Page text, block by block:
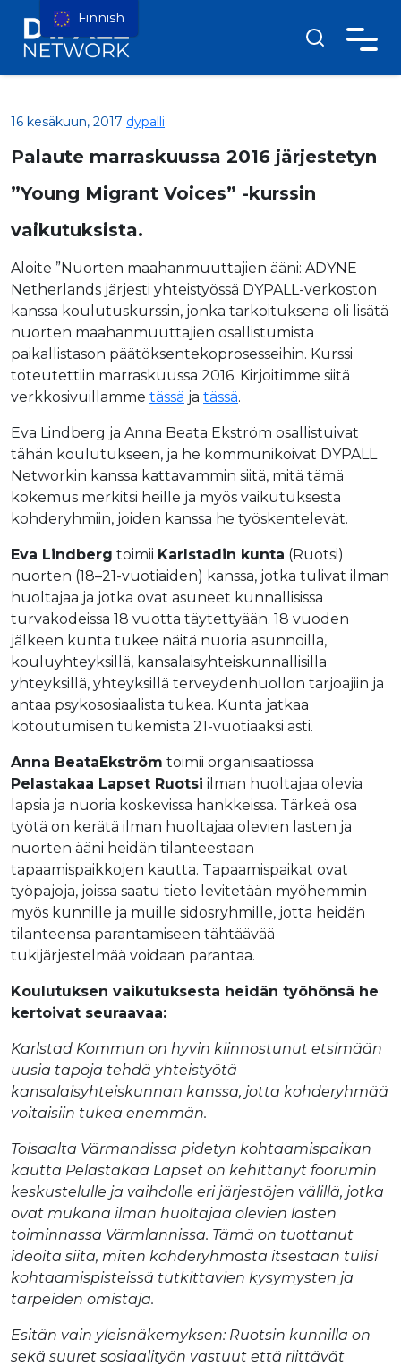
16 kesäkuun, 2017 dypalli
Palaute marraskuussa 2016 järjestetyn
”Young Migrant Voices” -kurssin
vaikutuksista.
Aloite ”Nuorten maahanmuuttajien ääni: ADYNE
Netherlands järjesti yhteistyössä DYPALL-verkoston
kanssa koulutuskurssin, jonka tarkoituksena oli lisätä
nuorten maahanmuuttajien osallistumista
paikallistason päätöksentekoprosesseihin. Kurssi
toteutettiin marraskuussa 2016. Kirjoitimme siitä
verkkosivuillamme tässä ja tässä.
Eva Lindberg ja Anna Beata Ekström osallistuivat
tähän koulutukseen, ja he kommunikoivat DYPALL
Networkin kanssa kattavammin siitä, mitä tämä
kokemus merkitsi heille ja myös vaikutuksesta
kohderyhmiin, joiden kanssa he työskentelevät.
Eva Lindberg toimii Karlstadin kunta (Ruotsi)
nuorten (18–21-vuotiaiden) kanssa, jotka tulivat ilman
huoltajaa ja jotka ovat asuneet kunnallisissa
turvakodeissa 18 vuotta täytettyään. 18 vuoden
jälkeen kunta tukee näitä nuoria asunnoilla,
kouluyhteyksillä, kansalaisyhteiskunnallisilla
yhteyksillä, yhteyksillä terveydenhuollon tarjoajiin ja
antaa psykososiaalista tukea. Kunta jatkaa
kotoutumisen tukemista 21-vuotiaaksi asti.
Anna BeataEkström toimii organisaatiossa
Pelastakaa Lapset Ruotsi ilman huoltajaa olevia
lapsia ja nuoria koskevissa hankkeissa. Tärkeä osa
työtä on kerätä ilman huoltajaa olevien lasten ja
nuorten ääni heidän tilanteestaan
tapaamispaikkojen kautta. Tapaamispaikat ovat
työpajoja, joissa saatu tieto levitetään myöhemmin
myös kunnille ja muille sidosryhmille, jotta heidän
tilanteensa parantamiseen tähtäävää
tukijärjestelmää voidaan parantaa.
Koulutuksen vaikutuksesta heidän työhönsä he
kertoivat seuraavaa:
Karlstad Kommun on hyvin kiinnostunut etsimään
uusia tapoja tehdä yhteistyötä
kansalaisyhteiskunnan kanssa, jotta kohderyhmää
voitaisiin tukea enemmän.
Toisaalta Värmandissa pidetyn kohtaamispaikan
kautta Pelastakaa Lapset on kehittänyt foorumin
keskustelulle ja vaihdolle eri järjestöjen välillä, jotka
ovat mukana ilman huoltajaa olevien lasten
toiminnassa Värmlannissa. Tämä on tuottanut
ideoita siitä, miten kohderyhmästä itsestään tulisi
kohtaamispisteissä tutkittavien kysymysten ja
tarpeiden omistaja.
Esitän vain yleisnäkemyksen: Ruotsin kunnilla on
sekä suuret sosiaalityön vastuut että riittävät
Finnish